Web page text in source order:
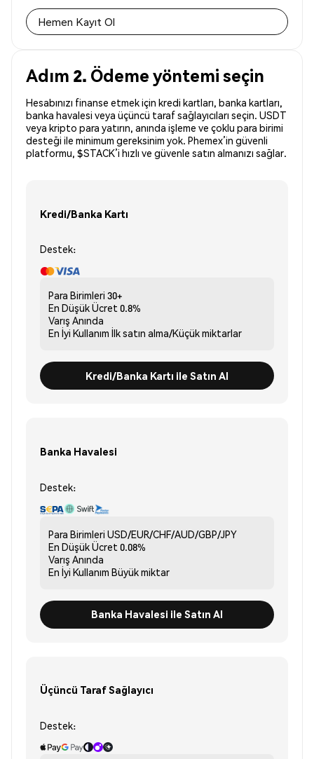
Hemen Kayıt Ol
Adım 2. Ödeme yöntemi seçin
Hesabınızı finanse etmek için kredi kartları, banka kartları,
banka havalesi veya üçüncü taraf sağlayıcıları seçin. USDT
veya kripto para yatırın, anında işleme ve çoklu para birimi
desteği ile minimum gereksinim yok. Phemex’in güvenli
platformu, $STACK’i hızlı ve güvenle satın almanızı sağlar.
Kredi/Banka Kartı
Destek:
Para Birimleri 30+
En Düşük Ücret 0.8%
Varış Anında
En İyi Kullanım İlk satın alma/Küçük miktarlar
Kredi/Banka Kartı ile Satın Al
Banka Havalesi
Destek:
Para Birimleri USD/EUR/CHF/AUD/GBP/JPY
En Düşük Ücret 0.08%
Varış Anında
En İyi Kullanım Büyük miktar
Banka Havalesi ile Satın Al
Üçüncü Taraf Sağlayıcı
Destek: